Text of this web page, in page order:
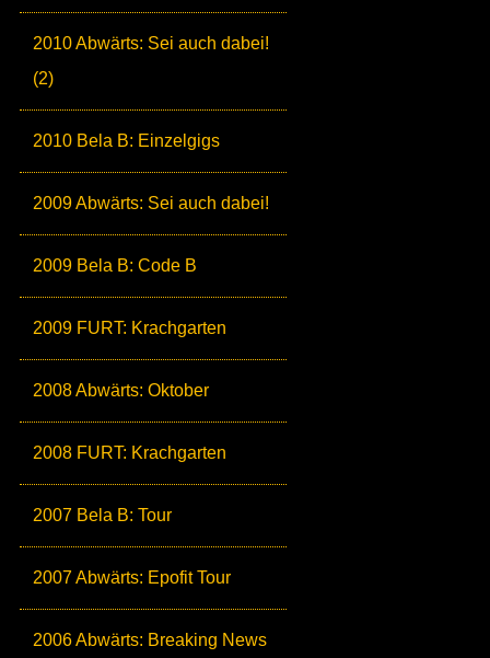
2010 Abwärts: Sei auch dabei!
(2)
2010 Bela B: Einzelgigs
2009 Abwärts: Sei auch dabei!
2009 Bela B: Code B
2009 FURT: Krachgarten
2008 Abwärts: Oktober
2008 FURT: Krachgarten
2007 Bela B: Tour
2007 Abwärts: Epofit Tour
2006 Abwärts: Breaking News